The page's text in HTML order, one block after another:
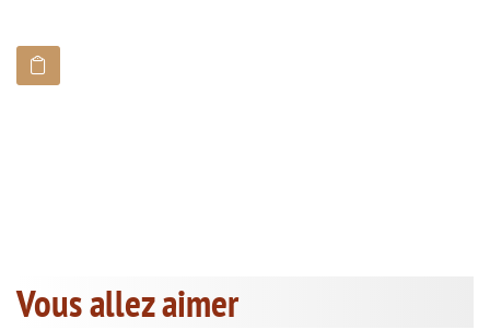
Vous allez aimer